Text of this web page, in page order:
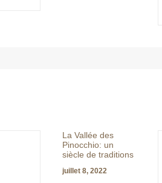
La Vallée des
Pinocchio: un
siècle de traditions
juillet 8, 2022